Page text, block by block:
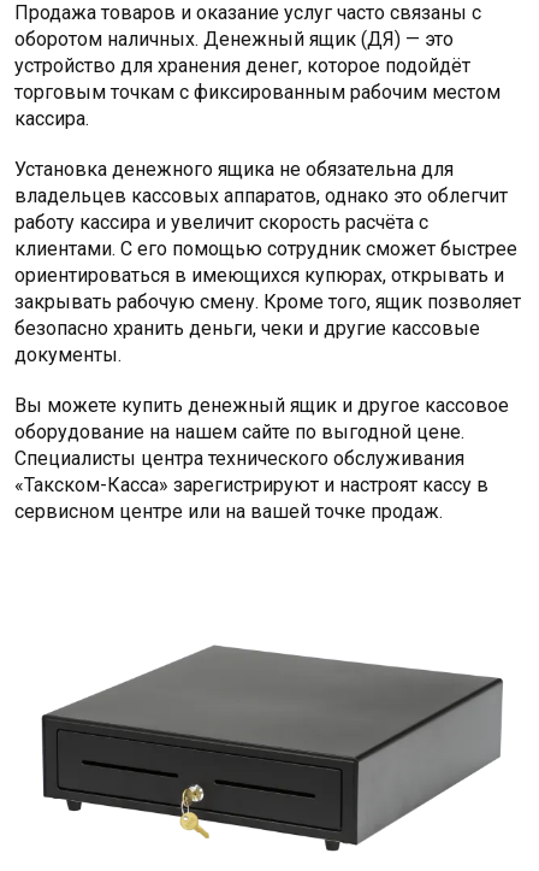
Продажа товаров и оказание услуг часто связаны с
оборотом наличных. Денежный ящик (ДЯ) — это
устройство для хранения денег, которое подойдёт
торговым точкам с фиксированным рабочим местом
кассира.
Установка денежного ящика не обязательна для
владельцев кассовых аппаратов, однако это облегчит
работу кассира и увеличит скорость расчёта с
клиентами. С его помощью сотрудник сможет быстрее
ориентироваться в имеющихся купюрах, открывать и
закрывать рабочую смену. Кроме того, ящик позволяет
безопасно хранить деньги, чеки и другие кассовые
документы.
Вы можете купить денежный ящик и другое кассовое
оборудование на нашем сайте по выгодной цене.
Специалисты центра технического обслуживания
«Такском-Касса» зарегистрируют и настроят кассу в
сервисном центре или на вашей точке продаж.